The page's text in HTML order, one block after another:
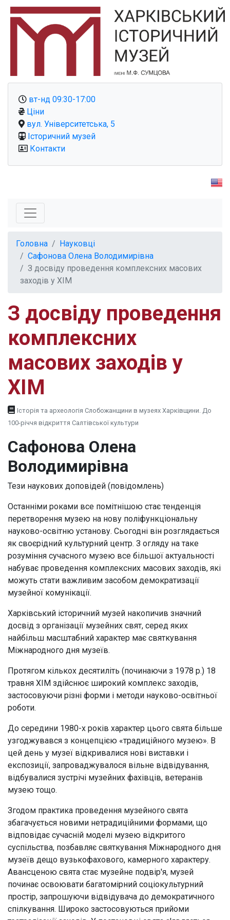
вт-нд 09:30-17:00
Ціни
вул. Університетська, 5
Історичний музей
Контакти
Головна
Науковці
Сафонова Олена Володимирівна
З досвіду проведення комплексних масових
заходів у ХІМ
З досвіду проведення
комплексних
масових заходів у
ХІМ
Історія та археологія Слобожанщини в музеях Харківщини. До
100-річчя відкриття Салтівської культури
Сафонова Олена
Володимирівна
Тези наукових доповідей (повідомлень)
Останніми роками все помітнішою стає тенденція
перетворення музею на нову поліфункціональну
науково-освітню установу. Сьогодні він розглядається
як своєрідний культурний центр. З огляду на таке
розуміння сучасного музею все більшої актуальності
набуває проведення комплексних масових заходів, які
можуть стати важливим засобом демократизації
музейної комунікації.
Харківський історичний музей накопичив значний
досвід з організації музейних свят, серед яких
найбільш масштабний характер має святкування
Міжнародного дня музеїв.
Протягом кількох десятиліть (починаючи з 1978 р.) 18
травня ХІМ здійснює широкий комплекс заходів,
застосовуючи різні форми і методи науково-освітньої
роботи.
До середини 1980-х років характер цього свята більше
узгоджувався з концепцією «традиційного музею». В
цей день у музеї відкривалися нові виставки і
експозиції, запроваджувалося вільне відвідування,
відбувалися зустрічі музейних фахівців, ветеранів
музею тощо.
Згодом практика проведення музейного свята
збагачується новими нетрадиційними формами, що
відповідає сучасній моделі музею відкритого
суспільства, позбавляє святкування Міжнародного дня
музеїв дещо вузькофахового, камерного характеру.
Авансценою свята стає музейне подвір'я, музей
починає освоювати багатомірний соціокультурний
простір, запрошуючи відвідувача до демократичного
спілкування. Широко застосовуються прийоми